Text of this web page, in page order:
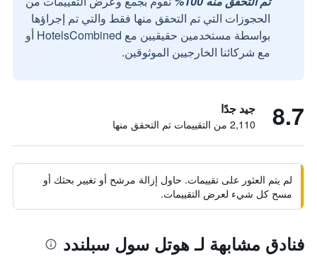
الحجوزات التي تم التحقق منها فقط والتي تم إجراؤها
بواسطة مستخدمين حقيقيين مع HotelsCombined أو
مع شركائنا الخارجيين الموثوقين.
8.7 جيد جدًا
2,110 من التقييمات تم التحقق منها
لم يتم العثور على تقييمات. حاول إزالة مرشح أو تغيير بحثك أو
مسح كل شيء لعرض التقييمات.
فنادق مشابهة لـ هوتل سول سبلندد